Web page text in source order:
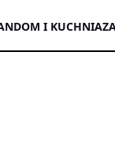
DOM I KUCHNIA